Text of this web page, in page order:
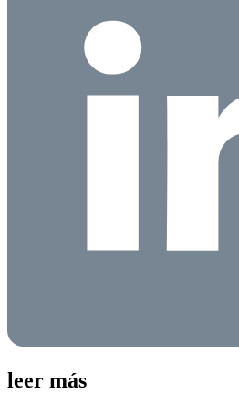
leer más